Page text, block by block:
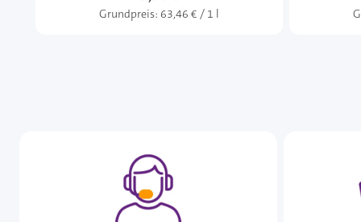
Grundpreis: 63,46 € / 1 l